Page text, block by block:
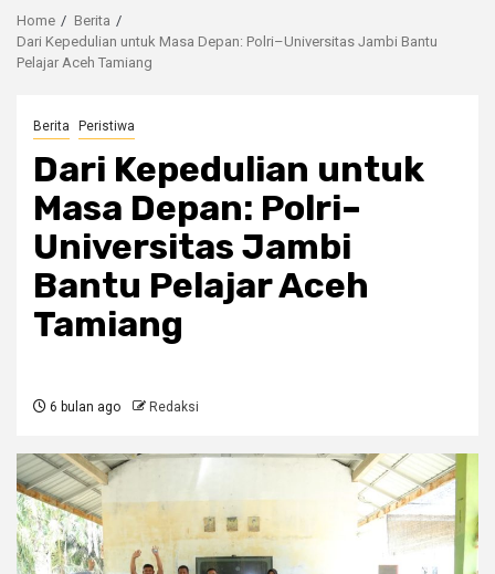
Home
Berita
Dari Kepedulian untuk Masa Depan: Polri–Universitas Jambi Bantu
Pelajar Aceh Tamiang
Berita Peristiwa
Dari Kepedulian untuk
Masa Depan: Polri–
Universitas Jambi
Bantu Pelajar Aceh
Tamiang
6 bulan ago Redaksi